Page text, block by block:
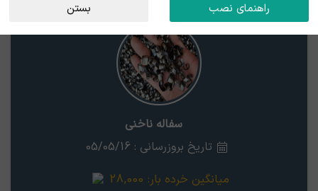
سفاله ناخنی
تاریخ بروزرسانی : 05/05/16
میانگین خرده بار: 28,000
راهنمای نصب بستن